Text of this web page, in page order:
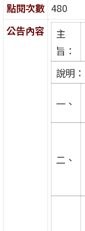
點閱次數 480
公告內容
主
旨：
說明：
一、
二、